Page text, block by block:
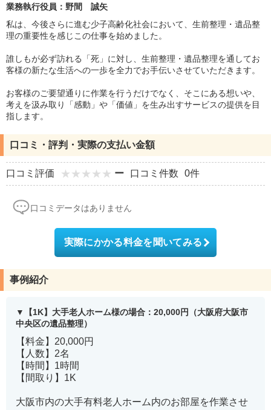
業務執行役員：野間 誠矢
私は、今後さらに進む少子高齢化社会において、生前整理・遺品整
理の重要性を感じこの仕事を始めました。
誰しもが必ず訪れる「死」に対し、生前整理・遺品整理を通してお
客様の新たな生活への一歩を全力でお手伝いさせていただきます。
お客様のご要望通りに作業を行うだけでなく、そこにある想いや、
考えを汲み取り「感動」や「価値」を生み出すサービスの提供を目
指します。
口コミ・評判・実際の支払い金額
口コミ評価 ー 口コミ件数 0件
口コミデータはありません
実際にかかる料金を聞いてみる
事例紹介
【1K】大手老人ホーム様の場合：20,000円（大阪府大阪市
中央区の遺品整理）
【料金】20,000円
【人数】2名
【時間】1時間
【間取り】1K
大阪市内の大手有料老人ホーム内のお部屋を作業させ